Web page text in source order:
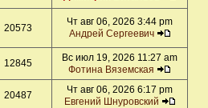
20573
Чт авг 06, 2026 3:44 pm
Андрей Сергеевич
12845
Вс июл 19, 2026 11:27 am
Фотина Вяземская
20487
Чт авг 06, 2026 6:17 pm
Евгений Шнуровский